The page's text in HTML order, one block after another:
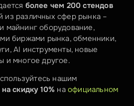
более чем 200 стендов
из различных сфер рынка –
майнинг оборудование,
биржами рынка, обменники,
AI инструменты, новые
и многое другое.
нашим
скидку 10% на официальном